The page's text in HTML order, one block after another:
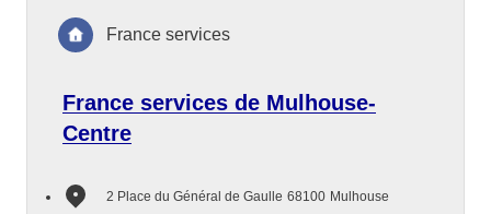
France services de Mulhouse-
Centre
2 Place du Général de Gaulle 68100 Mulhouse
France services